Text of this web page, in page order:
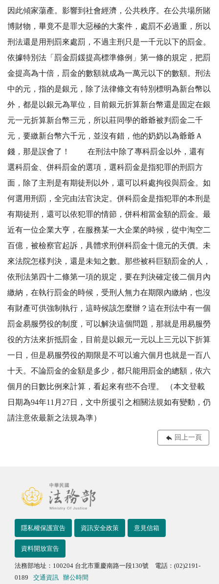
因此傾家蕩產。影響到社會經濟，公共秩序。在公共場所賭
博財物，畢竟不是罪大惡極的大案件，處罰不必過重，所以
刑法還是用刑罰來處罰，不過主刑只是一千元以下的罰金。
依據特別法「罰金罰鍰提高標準條例」第一條的規定，把罰
金提高為十倍，罰金的數額就成為一萬元以下的數額。刑法
中的元，指的是銀元，除了法律條文有特別標明為新台幣以
外，都是以銀元為單位，目前銀元折算新台幣還是固定在銀
元一元折算新台幣三元，所以莊同學的爺爺被判罰金二千
元，要繳新台幣六千元，並沒有錯，他的奶奶以為爺爺Ａ
錢，那是誤會了！ 在刑法中除了專科罰金以外，還有
選科罰金、併科罰金的選項，選科罰金是指犯罪的刑罰方
面，除了主刑是有期徒刑以外，還可以科處拘役與罰金。如
何選用刑罰，全完由法官決定。併科罰金是指犯罪的本刑是
有期徒刑，還可以依犯罪的情節，併科相當金額的罰金。最
近有一位企業大亨，在服務某一大企業的時候，從中淘空二
百億，被檢察官起訴，具體求刑併科罰金十億元的天價。未
來法院怎樣判決，還是未知之數。那些被科巨額罰金的人，
依刑法第四十二條第一項的規定，要在判決確定後二個月內
繳納，在執行罰金的時候，受刑人無力在期限內繳納，也沒
有財產可供強制執行，這時候該怎麼辦？這在刑法中有一個
罰金易服勞役的制度，可以解決這個問題，那就是用易服勞
役的方法來折抵罰金，目前是以銀元一元以上三元以下折算
一日，但是易服勞役的期限是不可以逾六個月也就是一百八
十天。不論罰金的金額是多少，都只能用罰金的總額，依六
個月的日數比例來計算，看起來有些不合理。 （本文登載
日期為94年11月27日，文中所援引之相關法規如有變動，仍
請注意依最新之法規為準）
回上一頁
隱私權保護宣告 資訊安全政策 意見信箱
資料開放宣告
法務部地址：100204 台北市重慶南路一段130號 電話：(02)2191-
0189
交通資訊 辦公時間